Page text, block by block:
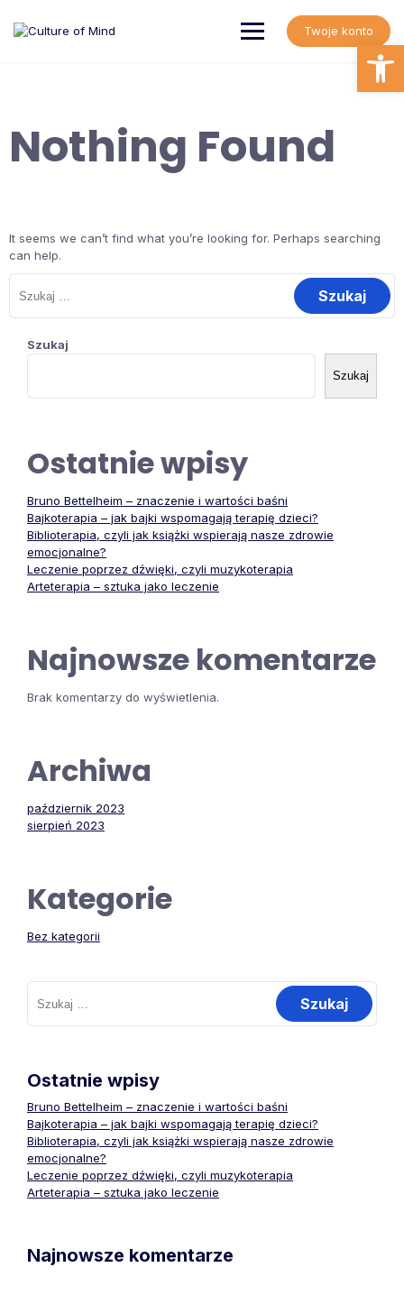
content
Twoje konto
Nothing Found
It seems we can’t find what you’re looking for. Perhaps searching
can help.
Szukaj:
Szukaj
Szukaj
Ostatnie wpisy
Bruno Bettelheim – znaczenie i wartości baśni
Bajkoterapia – jak bajki wspomagają terapię dzieci?
Biblioterapia, czyli jak książki wspierają nasze zdrowie
emocjonalne?
Leczenie poprzez dźwięki, czyli muzykoterapia
Arteterapia – sztuka jako leczenie
Najnowsze komentarze
Brak komentarzy do wyświetlenia.
Archiwa
październik 2023
sierpień 2023
Kategorie
Bez kategorii
Szukaj:
Ostatnie wpisy
Bruno Bettelheim – znaczenie i wartości baśni
Bajkoterapia – jak bajki wspomagają terapię dzieci?
Biblioterapia, czyli jak książki wspierają nasze zdrowie
emocjonalne?
Leczenie poprzez dźwięki, czyli muzykoterapia
Arteterapia – sztuka jako leczenie
Najnowsze komentarze